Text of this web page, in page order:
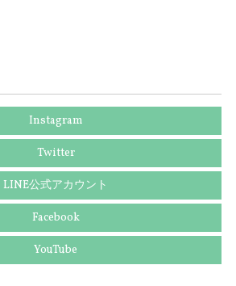
Instagram
Twitter
LINE公式アカウント
Facebook
YouTube